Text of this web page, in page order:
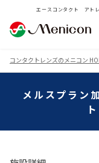
エースコンタクト アト
コンタクトレンズのメニコン
メルスプラン